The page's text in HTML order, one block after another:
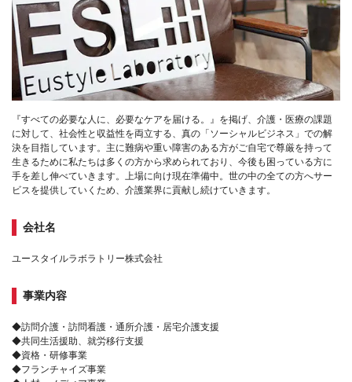
『すべての必要な人に、必要なケアを届ける。』を掲げ、介護・医療の課題
に対して、社会性と収益性を両立する、真の「ソーシャルビジネス」での解
決を目指しています。主に難病や重い障害のある方がご自宅で尊厳を持って
生きるために私たちは多くの方から求められており、今後も困っている方に
手を差し伸べていきます。上場に向け現在準備中。世の中の全ての方へサー
ビスを提供していくため、介護業界に貢献し続けていきます。
会社名
ユースタイルラボラトリー株式会社
事業内容
◆訪問介護・訪問看護・通所介護・居宅介護支援
◆共同生活援助、就労移行支援
◆資格・研修事業
◆フランチャイズ事業